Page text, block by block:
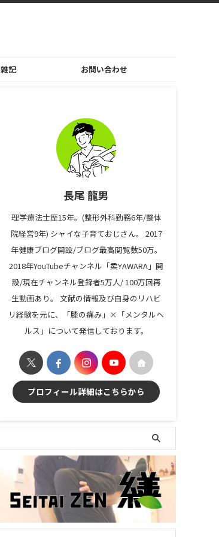
雑記 お問い合わせ
長尾 龍男
理学療法士歴15年。(整形外科勤務6年/整体
院経営9年) シャイな子育ておじさん。 2017
年健康ブログ開設/ブログ最高閲覧数50万。
2018年YouTubeチャンネル「柔YAWARA」開
設/現在チャンネル登録者5万人/ 100万回再
生動画あり。 文献の情報及び自身のリハビ
リ経験を元に、「膝の痛み」×「メンタルヘ
ルス」について発信しております。
プロフィール詳細はこちらから